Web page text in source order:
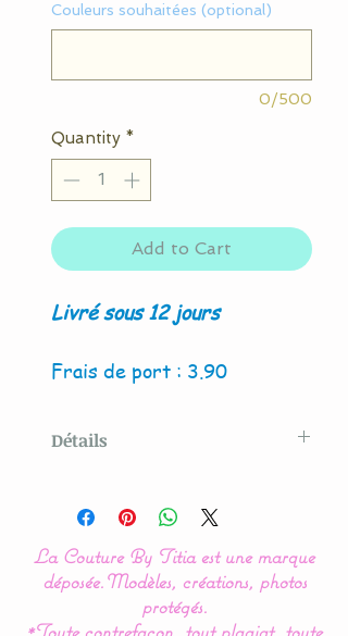
Couleurs souhaitées (optional)
0/500
Quantity *
Add to Cart
Livré sous 12 jours
Frais de port : 3.90
Détails
By Titita
Du sur mesure :
commandez le nombre de
lettres en fonction du
La Couture By Titia est une marque
déposée.Modèles, créations, photos
protégés.
*Toute contrefaçon, tout plagiat, toute